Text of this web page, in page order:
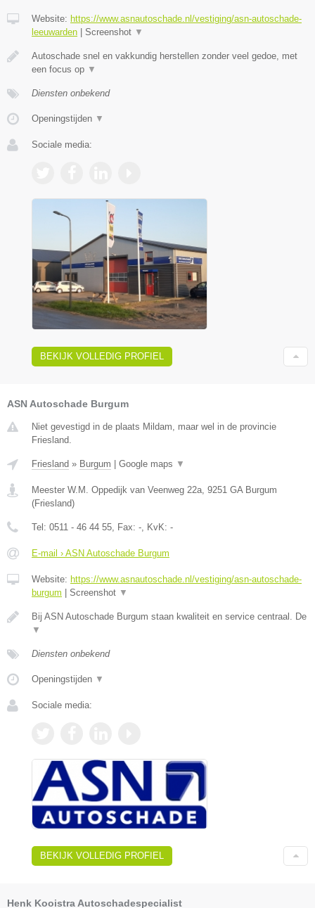
Website: https://www.asnautoschade.nl/vestiging/asn-autoschade-
leeuwarden | Screenshot ▼
Autoschade snel en vakkundig herstellen zonder veel gedoe, met
een focus op ▼
Diensten onbekend
Openingstijden ▼
Sociale media:
BEKIJK VOLLEDIG PROFIEL
ASN Autoschade Burgum
Niet gevestigd in de plaats Mildam, maar wel in de provincie
Friesland.
Friesland » Burgum Google maps ▼
Meester W.M. Oppedijk van Veenweg 22a, 9251 GA Burgum
(Friesland)
Tel: 0511 - 46 44 55, Fax: -, KvK: -
E-mail › ASN Autoschade Burgum
Website: https://www.asnautoschade.nl/vestiging/asn-autoschade-
burgum
Screenshot ▼
Bij ASN Autoschade Burgum staan kwaliteit en service centraal. De
▼
Diensten onbekend
Openingstijden ▼
Sociale media:
BEKIJK VOLLEDIG PROFIEL
Henk Kooistra Autoschadespecialist